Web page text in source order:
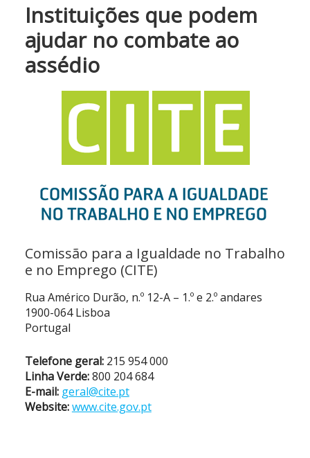
Instituições que podem
ajudar no combate ao
assédio
Comissão para a Igualdade no Trabalho
e no Emprego (CITE)
Rua Américo Durão, n.º 12-A – 1.º e 2.º andares
1900-064 Lisboa
Portugal
Telefone geral:215 954 000
Linha Verde:800 204 684
E-mail: geral@cite.pt
Website:www.cite.gov.pt